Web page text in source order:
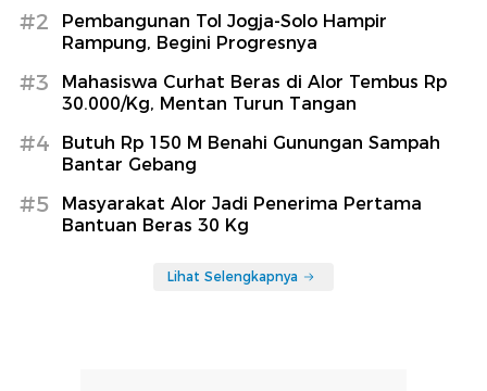
#2
Pembangunan Tol Jogja-Solo Hampir
Rampung, Begini Progresnya
#3
Mahasiswa Curhat Beras di Alor Tembus Rp
30.000/Kg, Mentan Turun Tangan
#4
Butuh Rp 150 M Benahi Gunungan Sampah
Bantar Gebang
#5
Masyarakat Alor Jadi Penerima Pertama
Bantuan Beras 30 Kg
Lihat Selengkapnya